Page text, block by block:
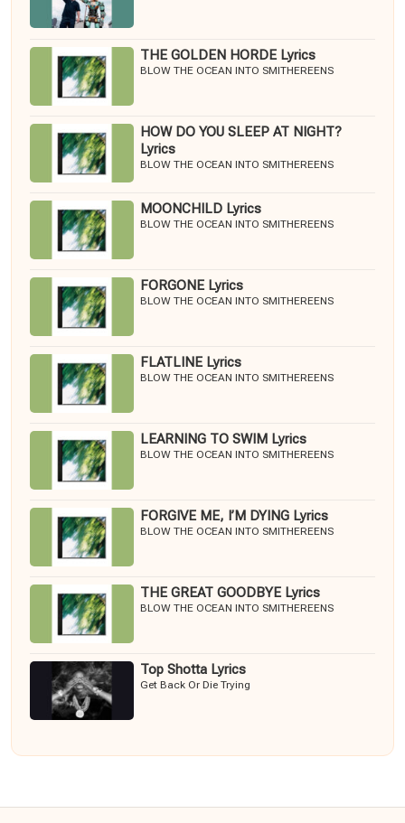
THE GOLDEN HORDE Lyrics
BLOW THE OCEAN INTO SMITHEREENS
HOW DO YOU SLEEP AT NIGHT?
Lyrics
BLOW THE OCEAN INTO SMITHEREENS
MOONCHILD Lyrics
BLOW THE OCEAN INTO SMITHEREENS
FORGONE Lyrics
BLOW THE OCEAN INTO SMITHEREENS
FLATLINE Lyrics
BLOW THE OCEAN INTO SMITHEREENS
LEARNING TO SWIM Lyrics
BLOW THE OCEAN INTO SMITHEREENS
FORGIVE ME, I’M DYING Lyrics
BLOW THE OCEAN INTO SMITHEREENS
THE GREAT GOODBYE Lyrics
BLOW THE OCEAN INTO SMITHEREENS
Top Shotta Lyrics
Get Back Or Die Trying